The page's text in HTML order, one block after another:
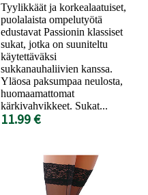
Tyylikkäät ja korkealaatuiset,
puolalaista ompelutyötä
edustavat Passionin klassiset
sukat, jotka on suuniteltu
käytettäväksi
sukkanauhaliivien kanssa.
Yläosa paksumpaa neulosta,
huomaamattomat
kärkivahvikkeet. Sukat...
11.99 €